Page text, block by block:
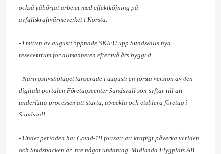
också påbörjat arbetet med effekthöjning på
avfallskraftvärmeverket i Korsta.
- I mitten av augusti öppnade SKIFU upp Sundsvalls nya
resecentrum för allmänheten efter två års byggtid.
- Näringslivsbolaget lanserade i augusti en första version av den
digitala portalen Företagscenter Sundsvall som syftar till att
underlätta processen att starta, utveckla och etablera företag i
Sundsvall.
- Under perioden har Covid-19 fortsatt att kraftigt påverka världen
och Stadsbacken är inte något undantag. Midlanda Flygplats AB